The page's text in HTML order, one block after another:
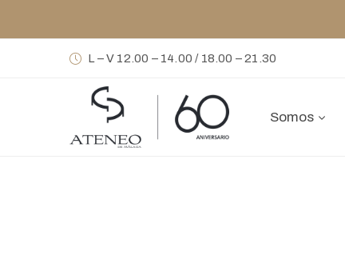
L – V 12.00 – 14.00 / 18.00 – 21.30
Somos